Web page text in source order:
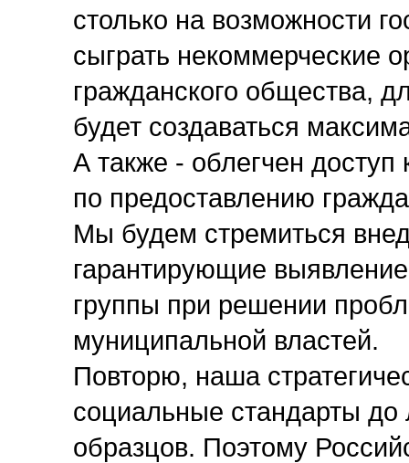
столько на возможности
сыграть некоммерческие
гражданского общества,
будет создаваться
А также - облегчен доступ
по предоставлению
Мы будем стремиться
гарантирующие
группы при решении
муниципальной властей.
Повторю, наша
социальные стандарты
образцов. Поэтому